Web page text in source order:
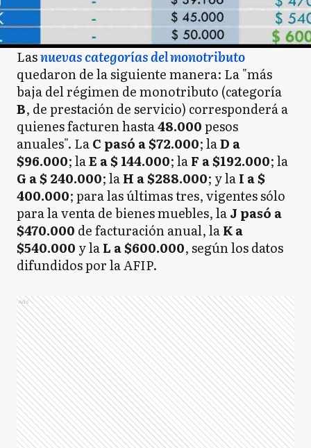
Lasnuevas categorías del monotributo
quedaron de la siguiente manera: La "más
baja del régimen de monotributo (categoría
B, de prestación de servicio) corresponderá a
quienes facturen hasta48.000pesos
anuales". LaC pasó a $72.000; laD a
$96.000; laE a $ 144.000; laF a $192.000; la
G a $ 240.000; laH a $288.000; y laI a $
400.000; para las últimas tres, vigentes sólo
para la venta de bienes muebles, laJ pasó a
$470.000 de facturación anual, laK a
$540.000 y laL a $600.000, según los datos
difundidos por la AFIP.
Ads